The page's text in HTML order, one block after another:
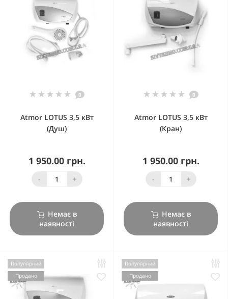
0
Atmor LOTUS 3,5 кВт
(Душ)
1 950.00 грн.
- +
Немає в
наявності
0
Atmor LOTUS 3,5 кВт
(Кран)
1 950.00 грн.
- +
Немає в
наявності
Популярний
Продано
Популярний
Продано